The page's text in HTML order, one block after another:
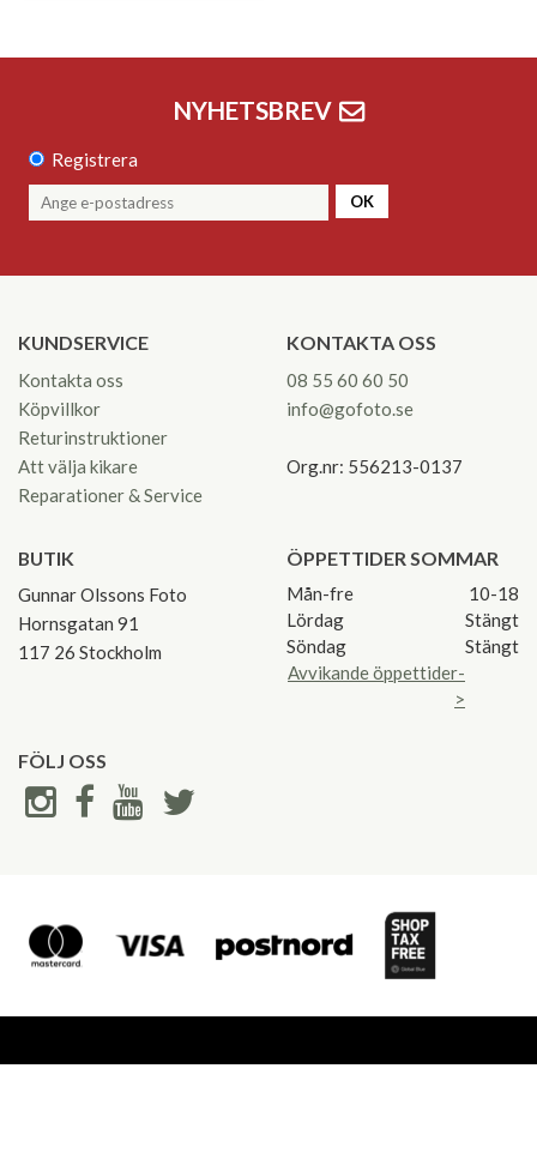
NYHETSBREV
Registrera
OK
KUNDSERVICE
Kontakta oss
Köpvillkor
Returinstruktioner
Att välja kikare
Reparationer & Service
KONTAKTA OSS
08 55 60 60 50
info@gofoto.se
Org.nr: 556213-0137
BUTIK
Gunnar Olssons Foto
Hornsgatan 91
117 26 Stockholm
ÖPPETTIDER SOMMAR
Mån-fre
10-18
Lördag
Stängt
Söndag
Stängt
Avvikande öppettider-
>
FÖLJ OSS